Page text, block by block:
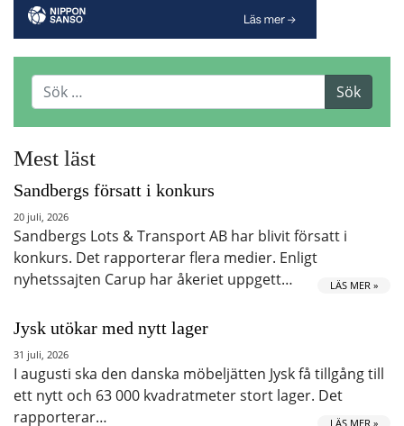
Mest läst
Sandbergs försatt i konkurs
20 juli, 2026
Sandbergs Lots & Transport AB har blivit försatt i
konkurs. Det rapporterar flera medier. Enligt
nyhetssajten Carup har åkeriet uppgett…
LÄS MER »
Jysk utökar med nytt lager
31 juli, 2026
I augusti ska den danska möbeljätten Jysk få tillgång till
ett nytt och 63 000 kvadratmeter stort lager. Det
rapporterar…
LÄS MER »